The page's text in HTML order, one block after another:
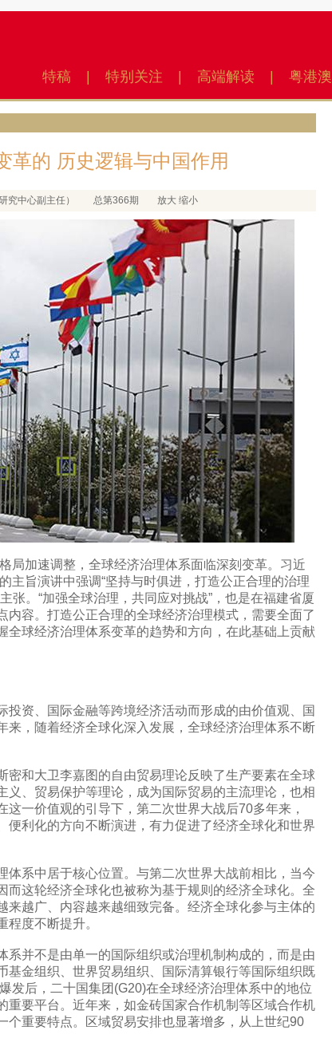
特稿 特别关注 高端解读 粤港澳
革的 历史逻辑与中国作用
究中心副主任） 总第366期 放大 缩小
加速调整，全球经济治理体系面临深刻变革。习近
主旨演讲中强调“坚持与时俱进，打造公正合理的治理
张。“加强全球治理，共同应对挑战”，也是在福建省厦
内容。打造公正合理的全球经济治理模式，需要全面了
全球经济治理体系变革的趋势和方向，在此基础上贡献
资、国际金融等跨境经济活动而形成的由价值观、国
来，随着经济全球化深入发展，全球经济治理体系不断
和大卫李嘉图的自由贸易理论反映了生产要素在全球
义、贸易保护等理论，成为国际贸易的主流理论，也相
一价值观的引导下，第二次世界大战后70多年来，
便利化的方向不断演进，有力促进了经济全球化和世界
系中居于核心位置。与第二次世界大战前相比，当今
而这轮经济全球化也被称为基于规则的经济全球化。全
来越广、内容越来越细致完备。经济全球化参与主体的
度不断提升。
并不是由单一的国际组织或治理机制构成的，而是由
基金组织、世界贸易组织、国际清算银行等国际组织既
发后，二十国集团(G20)在全球经济治理体系中的地位
重要平台。近年来，如金砖国家合作机制等区域合作机
个重要特点。区域贸易安排也显著增多，从上世纪90